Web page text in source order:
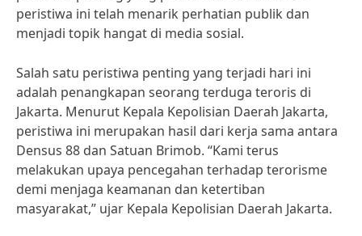
peristiwa ini telah menarik perhatian publik dan
menjadi topik hangat di media sosial.
Salah satu peristiwa penting yang terjadi hari ini
adalah penangkapan seorang terduga teroris di
Jakarta. Menurut Kepala Kepolisian Daerah Jakarta,
peristiwa ini merupakan hasil dari kerja sama antara
Densus 88 dan Satuan Brimob. “Kami terus
melakukan upaya pencegahan terhadap terorisme
demi menjaga keamanan dan ketertiban
masyarakat,” ujar Kepala Kepolisian Daerah Jakarta.